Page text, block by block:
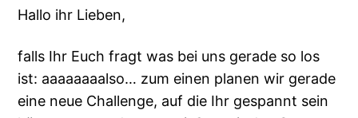
Hallo ihr Lieben,
falls Ihr Euch fragt was bei uns gerade so los
ist: aaaaaaaalso… zum einen planen wir gerade
eine neue Challenge, auf die Ihr gespannt sein